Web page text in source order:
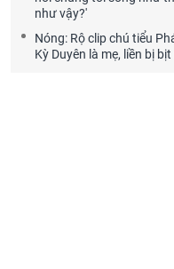
như vậy?'
Nóng: Rộ clip chú tiểu
Kỳ Duyên là mẹ, liền bị